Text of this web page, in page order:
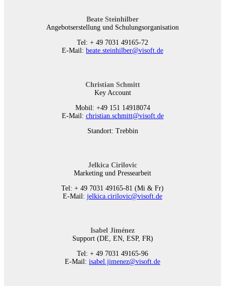
Beate Steinhilber
Angebotserstellung und Schulungsorganisation
Tel: + 49 7031 49165-72
E-Mail: beate.steinhilber@visoft.de
Christian Schmitt
Key Account
Mobil: +49 151 14918074
E-Mail: christian.schmitt@visoft.de
Standort: Trebbin
Jelkica Cirilovic
Marketing und Pressearbeit
Tel: + 49 7031 49165-81 (Mi & Fr)
E-Mail: jelkica.cirilovic@visoft.de
Isabel Jiménez
Support (DE, EN, ESP, FR)
Tel: + 49 7031 49165-96
E-Mail: isabel.jimenez@visoft.de